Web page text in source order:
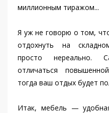
миллионным тиражом...
Я уж не говорю о том,
отдохнуть на
просто нереально.
отличаться
тогда ваш отдых будет
Итак, мебель —